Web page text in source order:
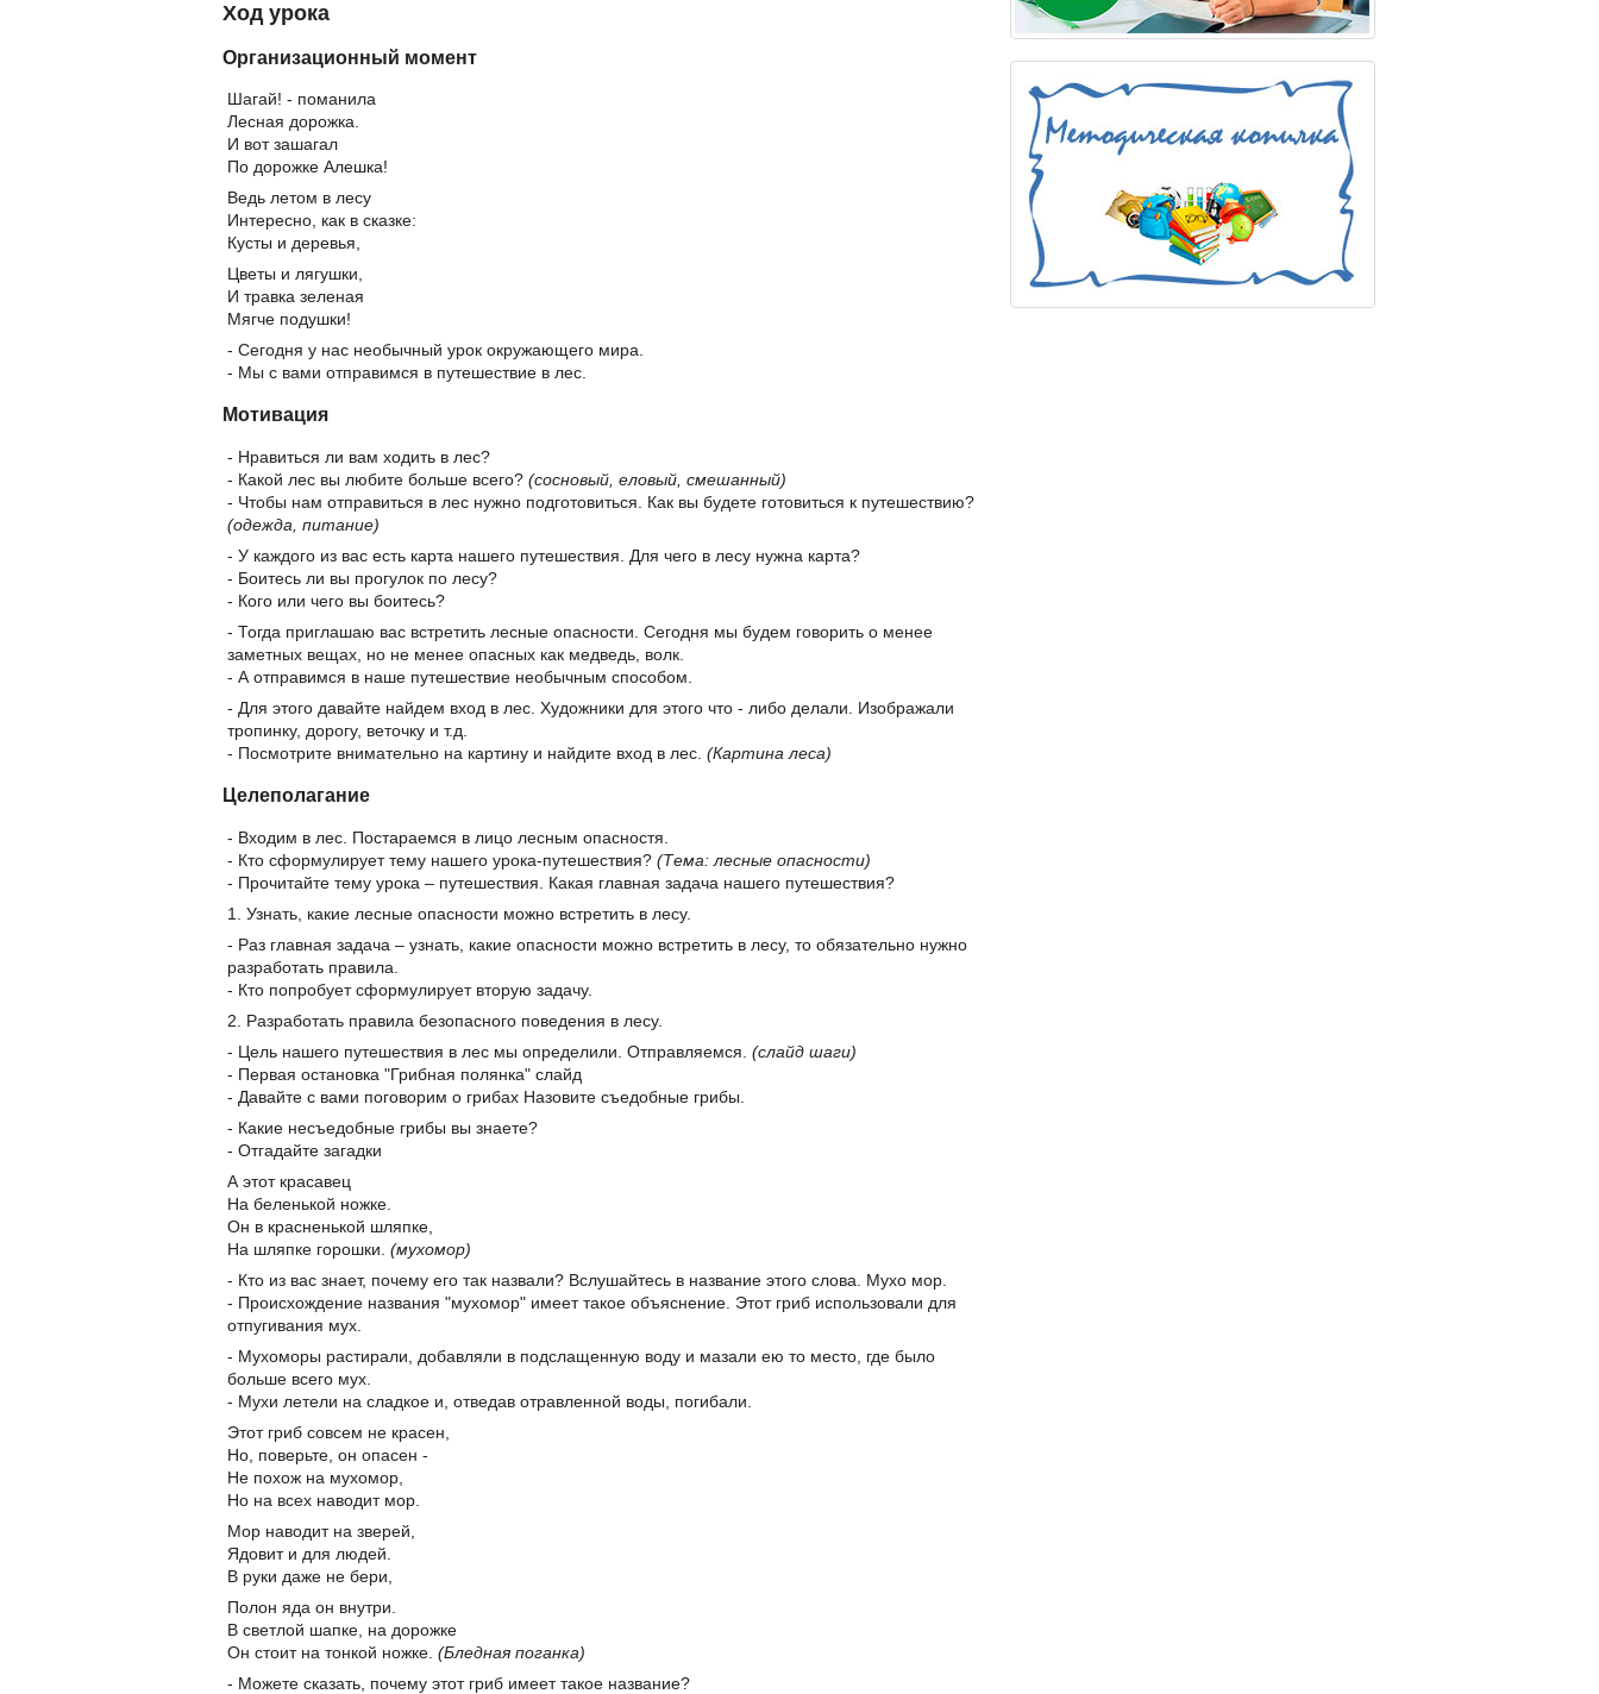
Ход урока
Организационный момент
Шагай! - поманила
Лесная дорожка.
И вот зашагал
По дорожке Алешка!
Ведь летом в лесу
Интересно, как в сказке:
Кусты и деревья,
Цветы и лягушки,
И травка зеленая
Мягче подушки!
- Сегодня у нас необычный урок окружающего мира.
- Мы с вами отправимся в путешествие в лес.
Мотивация
- Нравиться ли вам ходить в лес?
- Какой лес вы любите больше всего? (сосновый, еловый, смешанный)
- Чтобы нам отправиться в лес нужно подготовиться. Как вы будете готовиться к путешествию?
(одежда, питание)
- У каждого из вас есть карта нашего путешествия. Для чего в лесу нужна карта?
- Боитесь ли вы прогулок по лесу?
- Кого или чего вы боитесь?
- Тогда приглашаю вас встретить лесные опасности. Сегодня мы будем говорить о менее
заметных вещах, но не менее опасных как медведь, волк.
- А отправимся в наше путешествие необычным способом.
- Для этого давайте найдем вход в лес. Художники для этого что - либо делали. Изображали
тропинку, дорогу, веточку и т.д.
- Посмотрите внимательно на картину и найдите вход в лес. (Картина леса)
Целеполагание
- Входим в лес. Постараемся в лицо лесным опасностя.
- Кто сформулирует тему нашего урока-путешествия? (Тема: лесные опасности)
- Прочитайте тему урока – путешествия. Какая главная задача нашего путешествия?
1. Узнать, какие лесные опасности можно встретить в лесу.
- Раз главная задача – узнать, какие опасности можно встретить в лесу, то обязательно нужно
разработать правила.
- Кто попробует сформулирует вторую задачу.
2. Разработать правила безопасного поведения в лесу.
- Цель нашего путешествия в лес мы определили. Отправляемся. (слайд шаги)
- Первая остановка "Грибная полянка" слайд
- Давайте с вами поговорим о грибах Назовите съедобные грибы.
- Какие несъедобные грибы вы знаете?
- Отгадайте загадки
А этот красавец
На беленькой ножке.
Он в красненькой шляпке,
На шляпке горошки. (мухомор)
- Кто из вас знает, почему его так назвали? Вслушайтесь в название этого слова. Мухо мор.
- Происхождение названия "мухомор" имеет такое объяснение. Этот гриб использовали для
отпугивания мух.
- Мухоморы растирали, добавляли в подслащенную воду и мазали ею то место, где было
больше всего мух.
- Мухи летели на сладкое и, отведав отравленной воды, погибали.
Этот гриб совсем не красен,
Но, поверьте, он опасен -
Не похож на мухомор,
Но на всех наводит мор.
Мор наводит на зверей,
Ядовит и для людей.
В руки даже не бери,
Полон яда он внутри.
В светлой шапке, на дорожке
Он стоит на тонкой ножке. (Бледная поганка)
- Можете сказать, почему этот гриб имеет такое название?